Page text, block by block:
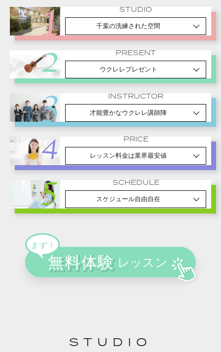
STUDIO
千葉の洗練された空間
PRESENT
ウクレレプレゼント
INSTRUCTOR
才能豊かなウクレレ講師陣
PRICE
レッスン料金は業界最安値
SCHEDULE
スケジュール自由自在
STUDIO